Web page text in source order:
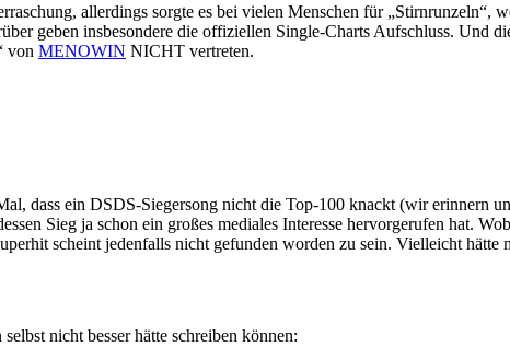
allerdings sorgte es bei vielen Menschen für „Stirnrunzeln“,
geben insbesondere die offiziellen Single-Charts Aufschluss. Und
von MENOWIN NICHT vertreten.
dass ein DSDS-Siegersong nicht die Top-100 knackt (wir erinnern
Sieg ja schon ein großes mediales Interesse hervorgerufen hat.
scheint jedenfalls nicht gefunden worden zu sein. Vielleicht
nicht besser hätte schreiben können: